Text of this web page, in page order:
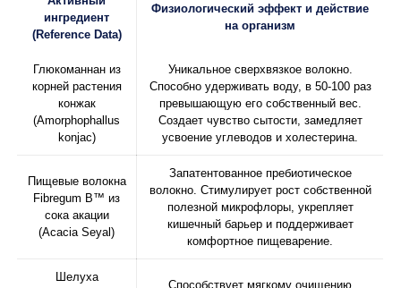
ингредиент
(Reference Data)
Физиологический эффект и действие
на организм
Глюкоманнан из
корней растения
конжак
(Amorphophallus
konjac)
Уникальное сверхвязкое волокно.
Способно удерживать воду, в 50-100 раз
превышающую его собственный вес.
Создает чувство сытости, замедляет
усвоение углеводов и холестерина.
Пищевые волокна
Fibregum B™ из
сока акации
(Acacia Seyal)
Запатентованное пребиотическое
волокно. Стимулирует рост собственной
полезной микрофлоры, укрепляет
кишечный барьер и поддерживает
комфортное пищеварение.
Шелуха
Способствует мягкому очищению